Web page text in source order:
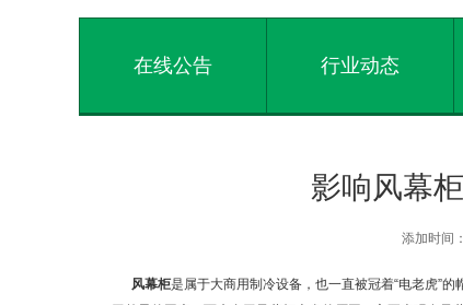
在线公告 行业动态
影响风幕
添加时间
风幕柜是属于大商用制冷设备，也一直被冠着“电老虎”